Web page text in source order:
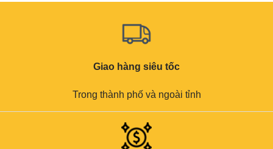
Giao hàng siêu tốc
Trong thành phố và ngoài tỉnh